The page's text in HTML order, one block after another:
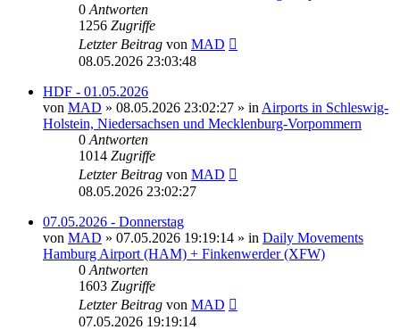
0 Antworten
1256 Zugriffe
Letzter Beitrag von MAD
08.05.2026 23:03:48
HDF - 01.05.2026
von MAD » 08.05.2026 23:02:27 » in Airports in Schleswig-
Holstein, Niedersachsen und Mecklenburg-Vorpommern
0 Antworten
1014 Zugriffe
Letzter Beitrag von MAD
08.05.2026 23:02:27
07.05.2026 - Donnerstag
von MAD » 07.05.2026 19:19:14 » in Daily Movements
Hamburg Airport (HAM) + Finkenwerder (XFW)
0 Antworten
1603 Zugriffe
Letzter Beitrag von MAD
07.05.2026 19:19:14